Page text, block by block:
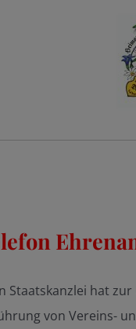
Staatskanzlei hat
von Vereins-